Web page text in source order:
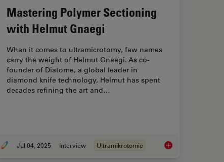
Mastering Polymer Sectioning
with Helmut Gnaegi
When it comes to ultramicrotomy, few names
carry the weight of Helmut Gnaegi. As co-
founder of Diatome, a global leader in
diamond knife technology, Helmut has spent
decades refining the art and…
Jul 04, 2025 Interview Ultramikrotomie Mastering Polymer